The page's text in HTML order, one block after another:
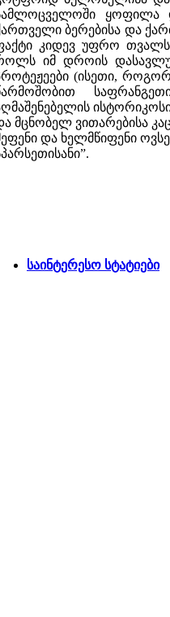
ყოფილა
ბერებისა და
კიდევ უფრო
იმ დროის
(ისეთი,
მცნობელ ვითარებისა
და ხელმწიფენი
საინტერესო სტატიები